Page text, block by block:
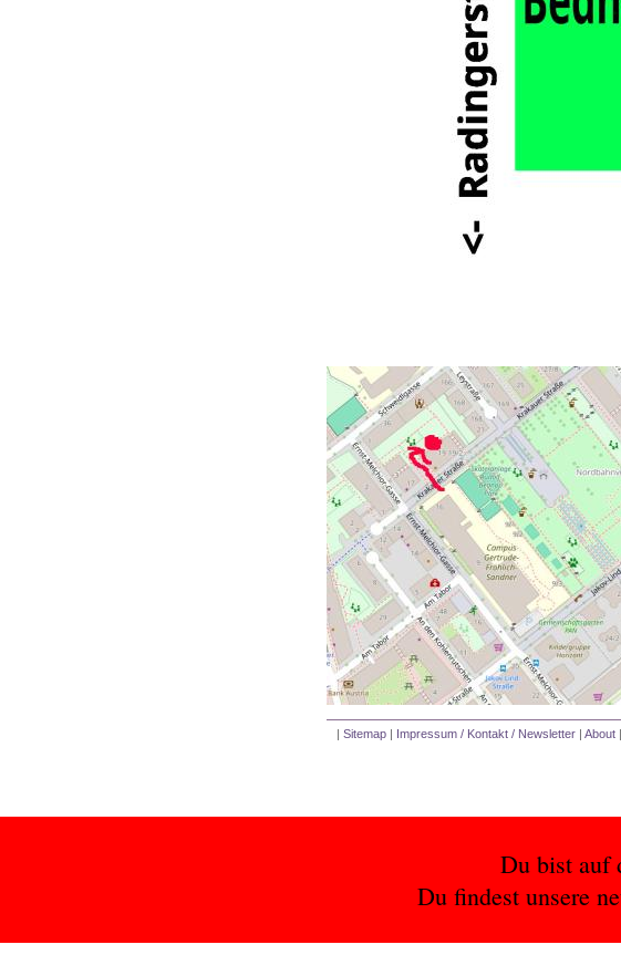
| Sitemap | Impressum / Kontakt / Newsletter | About |
Du bist auf
Du findest unsere